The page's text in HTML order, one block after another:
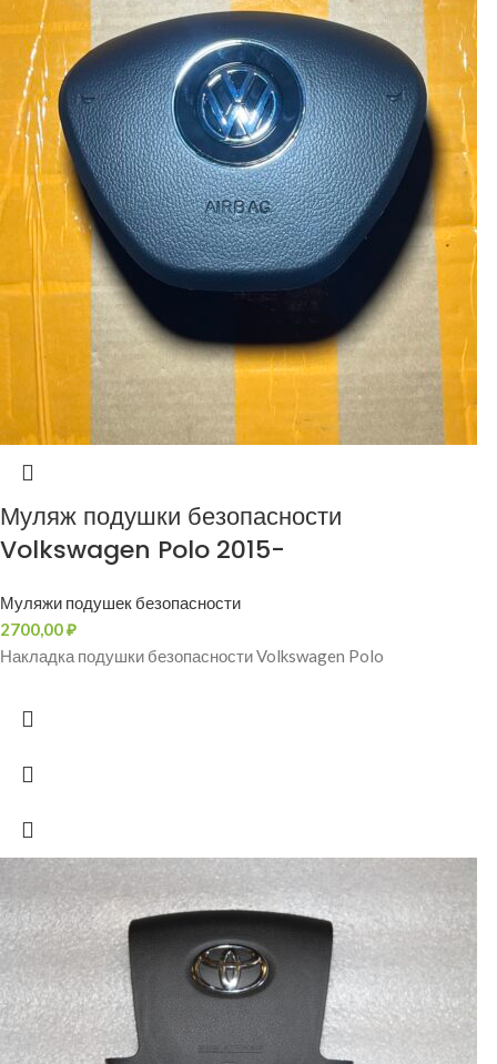
Муляж подушки безопасности
Volkswagen Polo 2015-
Муляжи подушек безопасности
2700,00₽
Накладка подушки безопасности Volkswagen Polo